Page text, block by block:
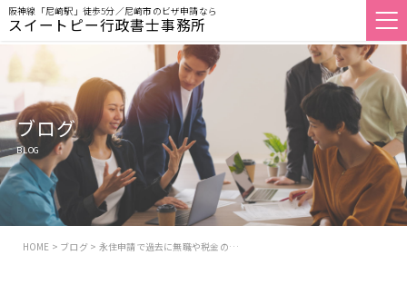
阪神線「尼崎駅」徒歩5分／尼崎市のビザ申請なら
スイートピー行政書士事務所
ブログ
BLOG
HOME > ブログ > 永住申請で過去に無職や税金の…